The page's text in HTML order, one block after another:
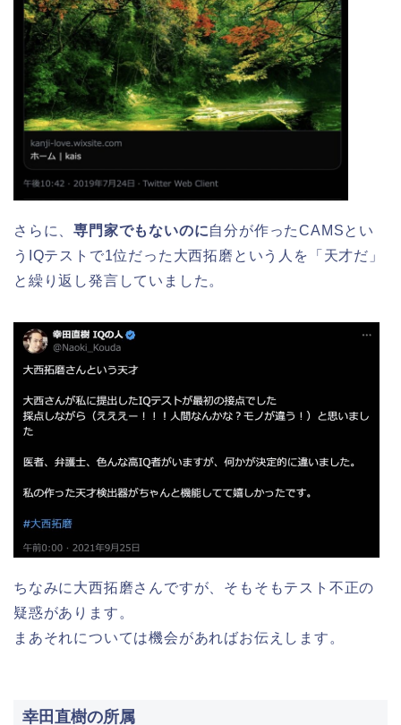
さらに、専門家でもないのに自分が作ったCAMSとい
うIQテストで1位だった大西拓磨という人を「天才だ」
と繰り返し発言していました。
ちなみに大西拓磨さんですが、そもそもテスト不正の
疑惑があります。
まあそれについては機会があればお伝えします。
幸田直樹の所属